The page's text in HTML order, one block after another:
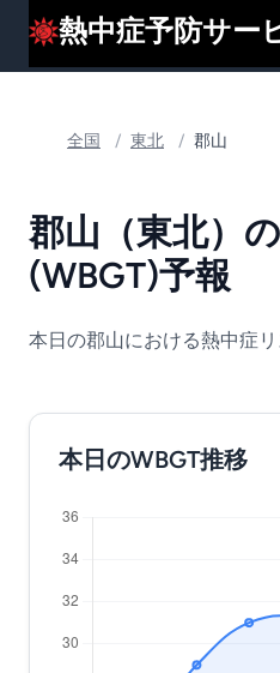
全国 / 東北 / 郡山
郡山（東北）
(WBGT)予報
本日の郡山における熱中症リ
本日のWBGT推移